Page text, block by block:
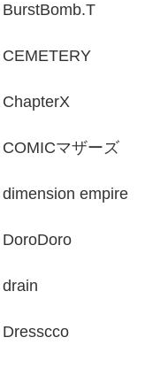
BurstBomb.T
CEMETERY
ChapterX
COMICマザーズ
dimension empire
DoroDoro
drain
Dresscco